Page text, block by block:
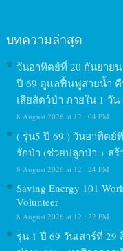
บทความล่าสุด
วันอาทิตย์ที่ 20 กันยายน
ปี 69 ดูแลฟื้นฟูสายน้ำ
เสียสัตว์ป่า ภายใน 1 วัน
8 August 2026 at 12 : 04 PM
( รุ่น5 ปี 69 ) วันอาทิตย์
รักป่า (ช่วยปลูกป่า + ส
8 August 2026 at 12 : 24 PM
Saving Energy 101
Volunteer
8 August 2026 at 12 : 22 PM
รุ่น 1 ปี 69 วันเสาร์ที่